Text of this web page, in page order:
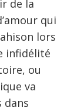
de la
qui
lors
infidélité
ou
va
dans